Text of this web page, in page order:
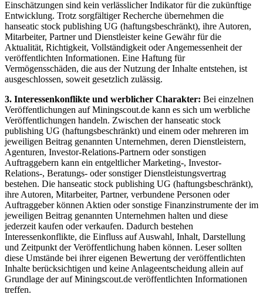
Einschätzungen sind kein verlässlicher Indikator für die zukünftige
Entwicklung. Trotz sorgfältiger Recherche übernehmen die
hanseatic stock publishing UG (haftungsbeschränkt), ihre Autoren,
Mitarbeiter, Partner und Dienstleister keine Gewähr für die
Aktualität, Richtigkeit, Vollständigkeit oder Angemessenheit der
veröffentlichten Informationen. Eine Haftung für
Vermögensschäden, die aus der Nutzung der Inhalte entstehen, ist
ausgeschlossen, soweit gesetzlich zulässig.
3. Interessenkonflikte und werblicher Charakter: Bei einzelnen
Veröffentlichungen auf Miningscout.de kann es sich um werbliche
Veröffentlichungen handeln. Zwischen der hanseatic stock
publishing UG (haftungsbeschränkt) und einem oder mehreren im
jeweiligen Beitrag genannten Unternehmen, deren Dienstleistern,
Agenturen, Investor-Relations-Partnern oder sonstigen
Auftraggebern kann ein entgeltlicher Marketing-, Investor-
Relations-, Beratungs- oder sonstiger Dienstleistungsvertrag
bestehen. Die hanseatic stock publishing UG (haftungsbeschränkt),
ihre Autoren, Mitarbeiter, Partner, verbundene Personen oder
Auftraggeber können Aktien oder sonstige Finanzinstrumente der im
jeweiligen Beitrag genannten Unternehmen halten und diese
jederzeit kaufen oder verkaufen. Dadurch bestehen
Interessenkonflikte, die Einfluss auf Auswahl, Inhalt, Darstellung
und Zeitpunkt der Veröffentlichung haben können. Leser sollten
diese Umstände bei ihrer eigenen Bewertung der veröffentlichten
Inhalte berücksichtigen und keine Anlageentscheidung allein auf
Grundlage der auf Miningscout.de veröffentlichten Informationen
treffen.